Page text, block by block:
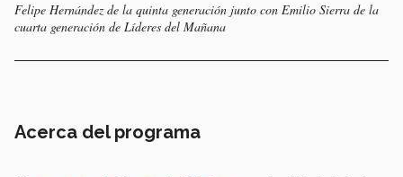
Felipe Hernández de la quinta generación junto con Emilio Sierra de la
cuarta generación de Líderes del Mañana
Acerca del programa